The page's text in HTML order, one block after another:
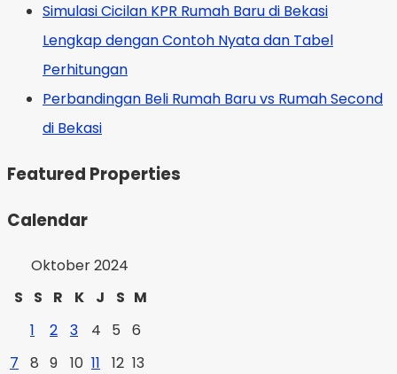
Simulasi Cicilan KPR Rumah Baru di Bekasi
Lengkap dengan Contoh Nyata dan Tabel
Perhitungan
Perbandingan Beli Rumah Baru vs Rumah Second
di Bekasi
Featured Properties
Calendar
Oktober 2024
S
S R K J S M
1
2 3 4 5
6
7
8 9 10 11 12 13